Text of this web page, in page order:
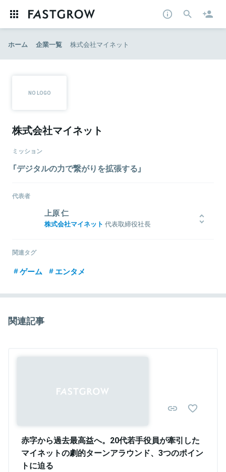
ホーム 企業一覧 株式会社マイネット
株式会社マイネット
ミッション
「デジタルの力で繋がりを拡張する」
代表者
上原 仁
株式会社マイネット 代表取締役社長
部卒。NTTに入社してインターネット事業開発に従事。2006年7月株
任。自社のモバイルCRM事業を国内3万店舗まで育成した後にヤフー
る
関連タグ
ゲーム エンタメ
関連記事
赤字から過去最高益へ。20代若手役員が牽引した
マイネットの劇的ターンアラウンド、3つのポイン
トに迫る